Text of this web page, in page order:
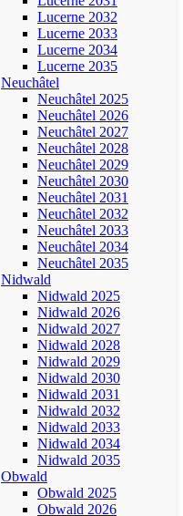
Lucerne 2032
Lucerne 2033
Lucerne 2034
Lucerne 2035
Neuchâtel
Neuchâtel 2025
Neuchâtel 2026
Neuchâtel 2027
Neuchâtel 2028
Neuchâtel 2029
Neuchâtel 2030
Neuchâtel 2031
Neuchâtel 2032
Neuchâtel 2033
Neuchâtel 2034
Neuchâtel 2035
Nidwald
Nidwald 2025
Nidwald 2026
Nidwald 2027
Nidwald 2028
Nidwald 2029
Nidwald 2030
Nidwald 2031
Nidwald 2032
Nidwald 2033
Nidwald 2034
Nidwald 2035
Obwald
Obwald 2025
Obwald 2026